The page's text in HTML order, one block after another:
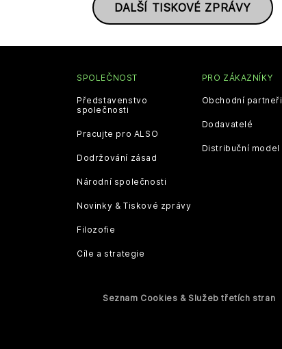
DALŠÍ TISKOVÉ ZPRÁVY
SPOLEČNOST
Představenstvo
společnosti
Pracujte pro ALSO
Dodržování zásad
Národní společnosti
Novinky & Tiskové zprávy
Filozofie
Cíle a strategie
PRO ZÁKAZNÍKY
Obchodní partneři
Dodavatelé
Distribuční model
Seznam Cookies & Služeb třetích stran